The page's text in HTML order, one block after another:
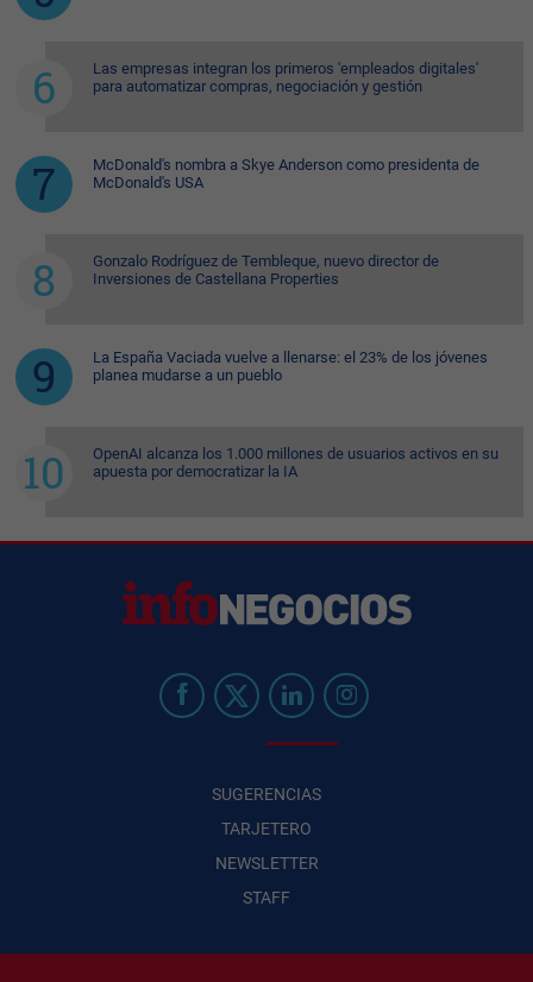
Las empresas integran los primeros 'empleados digitales'
para automatizar compras, negociación y gestión
McDonald's nombra a Skye Anderson como presidenta de
McDonald's USA
Gonzalo Rodríguez de Tembleque, nuevo director de
Inversiones de Castellana Properties
La España Vaciada vuelve a llenarse: el 23% de los jóvenes
planea mudarse a un pueblo
OpenAI alcanza los 1.000 millones de usuarios activos en su
apuesta por democratizar la IA
SUGERENCIAS
TARJETERO
NEWSLETTER
STAFF